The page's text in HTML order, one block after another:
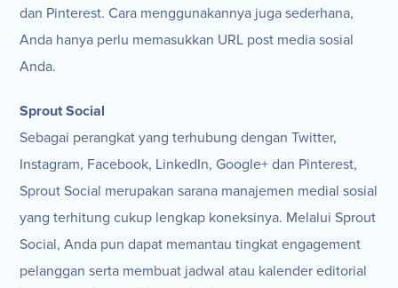
dan Pinterest. Cara menggunakannya juga sederhana,
Anda hanya perlu memasukkan URL post media sosial
Anda.
Sprout Social
Sebagai perangkat yang terhubung dengan Twitter,
Instagram, Facebook, LinkedIn, Google+ dan Pinterest,
Sprout Social merupakan sarana manajemen medial sosial
yang terhitung cukup lengkap koneksinya. Melalui Sprout
Social, Anda pun dapat memantau tingkat engagement
pelanggan serta membuat jadwal atau kalender editorial